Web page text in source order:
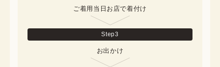
ご着用当日お店で着付け
Step3
お出かけ